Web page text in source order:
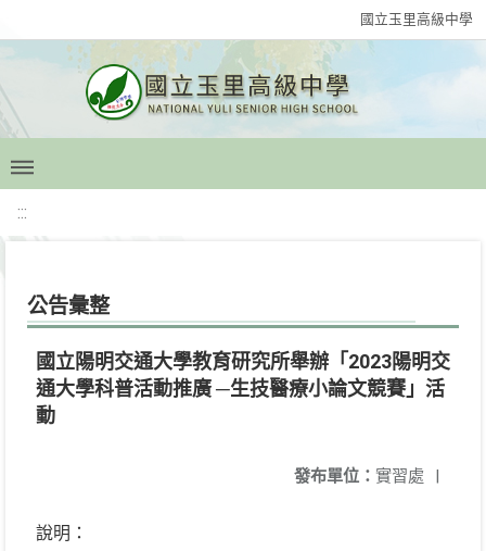
國立玉里高級中學
:::
公告彙整
國立陽明交通大學教育研究所舉辦「2023陽明交
通大學科普活動推廣 ─生技醫療小論文競賽」活
動
發布單位： 實習處 |
說明：